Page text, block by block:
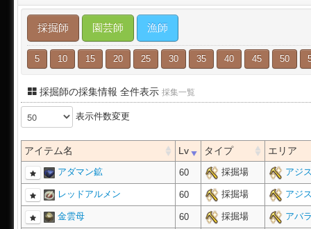
採掘師 園芸師 漁師
5 10 15 20 25 30 35 40 45 50
採掘師の採集情報 全件表示 採集一覧
表示件数変更
アイテム名 Lv タイプ エリア
アダマン鉱 60 採掘場 アジ
レッドアルメン 60 採掘場 アジ
金雲母 60 採掘場 アバ